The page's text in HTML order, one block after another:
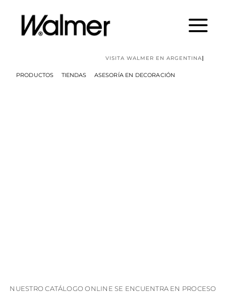
content
PRODUCTOS TIENDAS ASESORÍA EN DECORACIÓN
NUESTRO CATÁLOGO ONLINE SE ENCUENTRA EN PROCESO